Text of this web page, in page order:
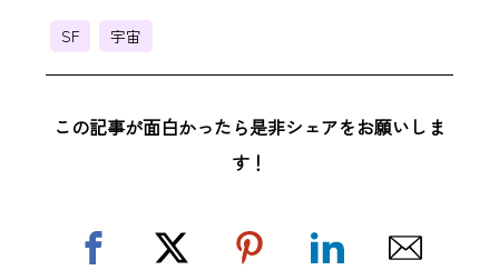
SF 宇宙
この記事が面白かったら是非シェアをお願いしま
す！